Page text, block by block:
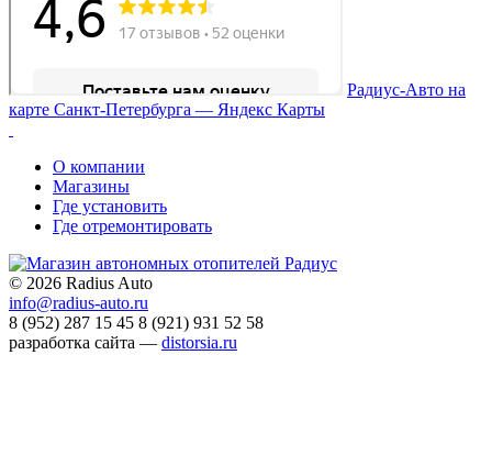
Радиус-Авто на
карте Санкт‑Петербурга — Яндекс Карты
О компании
Магазины
Где установить
Где отремонтировать
© 2026 Radius Auto
info@radius-auto.ru
8 (952) 287 15 45 8 (921) 931 52 58
разработка сайта — distorsia.ru